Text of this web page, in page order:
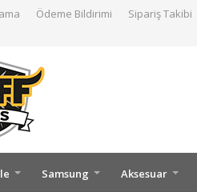
Ödeme Bildirimi Sipariş Takibi
Samsung Aksesuar